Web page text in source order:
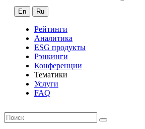
En Ru
Рейтинги
Аналитика
ESG продукты
Рэнкинги
Конференции
Тематики
Услуги
FAQ